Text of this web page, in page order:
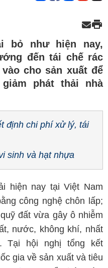
bỏ như hiện nay,
đến tái chế rác
cho sản xuất để
phát thải nhà
định chi phí xử lý, tái
sinh và hạt nhựa
hiện nay tại Việt Nam
công nghệ chôn lấp;
đất vừa gây ô nhiễm
nước, không khí, nhất
Tại hội nghị tổng kết
gia về sản xuất và tiêu